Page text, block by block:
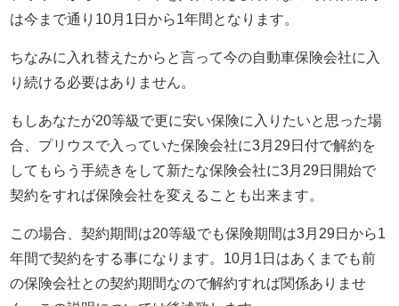
は今まで通り10月1日から1年間となります。
ちなみに入れ替えたからと言って今の自動車保険会社に入
り続ける必要はありません。
もしあなたが20等級で更に安い保険に入りたいと思った場
合、プリウスで入っていた保険会社に3月29日付で解約を
してもらう手続きをして新たな保険会社に3月29日開始で
契約をすれば保険会社を変えることも出来ます。
この場合、契約期間は20等級でも保険期間は3月29日から1
年間で契約をする事になります。10月1日はあくまでも前
の保険会社との契約期間なので解約すれば関係ありませ